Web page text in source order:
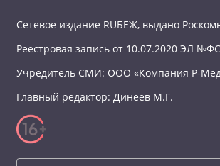
Сетевое издание RUБЕЖ, выдано
Реестровая запись от 10.07.2020 ЭЛ
Учредитель СМИ: ООО «Компания Р-
Главный редактор: Динеев М.Г.